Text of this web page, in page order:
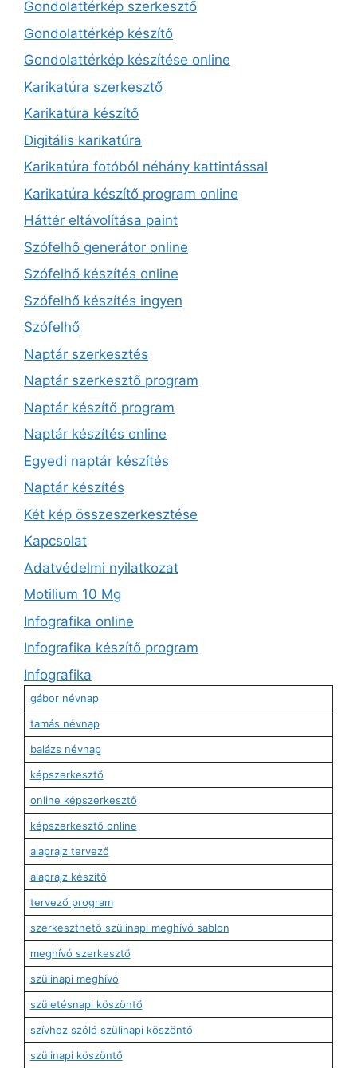
Gondolattérkép szerkesztő
Gondolattérkép készítő
Gondolattérkép készítése online
Karikatúra szerkesztő
Karikatúra készítő
Digitális karikatúra
Karikatúra fotóból néhány kattintással
Karikatúra készítő program online
Háttér eltávolítása paint
Szófelhő generátor online
Szófelhő készítés online
Szófelhő készítés ingyen
Szófelhő
Naptár szerkesztés
Naptár szerkesztő program
Naptár készítő program
Naptár készítés online
Egyedi naptár készítés
Naptár készítés
Két kép összeszerkesztése
Kapcsolat
Adatvédelmi nyilatkozat
Motilium 10 Mg
Infografika online
Infografika készítő program
Infografika
gábor névnap
tamás névnap
balázs névnap
képszerkesztő
online képszerkesztő
képszerkesztő online
alaprajz tervező
alaprajz készítő
tervező program
szerkeszthető szülinapi meghívó sablon
meghívó szerkesztő
szülinapi meghívó
születésnapi köszöntő
szívhez szóló szülinapi köszöntő
szülinapi köszöntő